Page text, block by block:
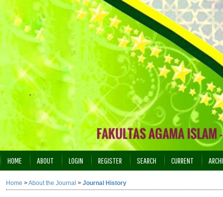
HOME ABOUT LOGIN REGISTER SEARCH CURRENT
INDEXING
Home >About the Journal > Journal History